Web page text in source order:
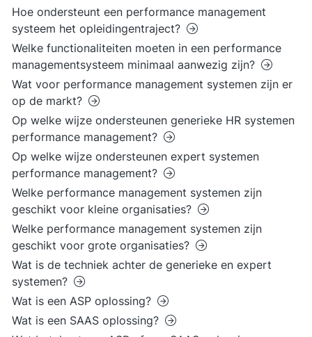
Hoe ondersteunt een performance management
systeem het opleidingentraject?
Welke functionaliteiten moeten in een performance
managementsysteem minimaal aanwezig zijn?
Wat voor performance management systemen zijn er
op de markt?
Op welke wijze ondersteunen generieke HR systemen
performance management?
Op welke wijze ondersteunen expert systemen
performance management?
Welke performance management systemen zijn
geschikt voor kleine organisaties?
Welke performance management systemen zijn
geschikt voor grote organisaties?
Wat is de techniek achter de generieke en expert
systemen?
Wat is een ASP oplossing?
Wat is een SAAS oplossing?